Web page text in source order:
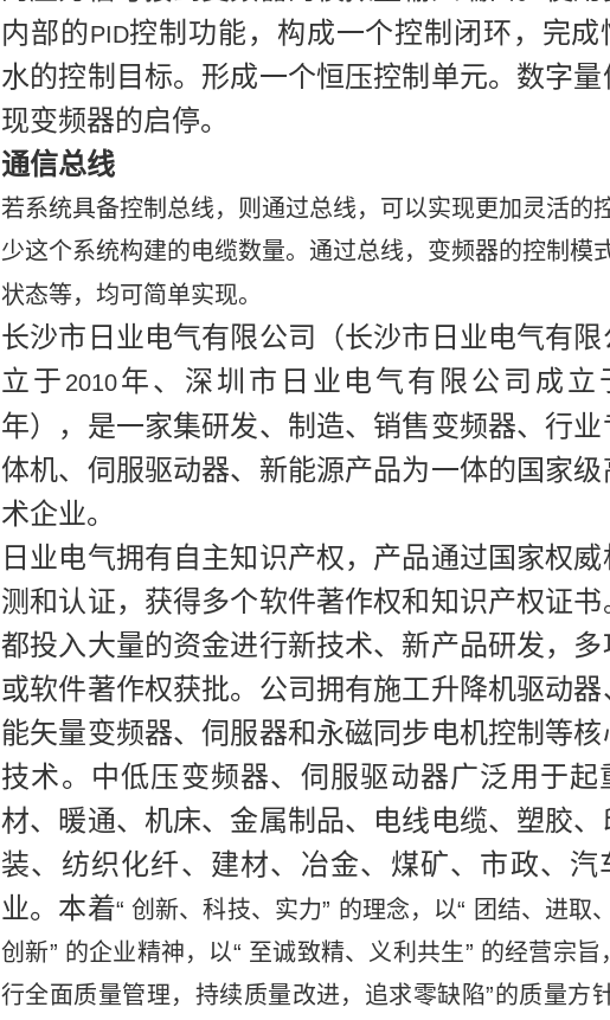
内部的PID控制功能，构成一个控制闭环，完成
水的控制目标。形成一个恒压控制单元。数字量
现变频器的启停。
通信总线
若系统具备控制总线，则通过总线，可以实现更加灵活的
少这个系统构建的电缆数量。通过总线，变频器的控制模
状态等，均可简单实现。
长沙市日业电气有限公司（长沙市日业电气有限
立于 2010年、深圳市日业电气有限公司成立
年），是一家集研发、制造、销售变频器、行业
体机、伺服驱动器、新能源产品为一体的国家级
术企业。
日业电气拥有自主知识产权，产品通过国家权
测和认证，获得多个软件著作权和知识产权证书
都投入大量的资金进行新技术、新产品研发，多
或软件著作权获批。公司拥有施工升降机驱动器
能矢量变频器、伺服器和永磁同步电机控制等核
技术。中低压变频器、伺服驱动器广泛用于起
材、暖通、机床、金属制品、电线电缆、塑胶、
装、纺织化纤、建材、冶金、煤矿、市政、汽
业。本着“ 创新、科技、实力” 的理念，以“ 团结、进取
创新” 的企业精神，以“ 至诚致精、义利共生” 的经营宗旨
行全面质量管理，持续质量改进，追求零缺陷”的质量方